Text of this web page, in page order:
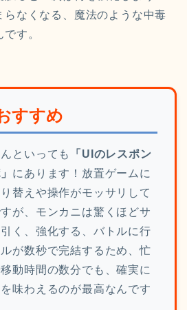
なくなる、魔法のような中毒
す。
すすめ
といっても
「UIのレスポン
にあります！放置ゲームに
替えや操作がモッサリして
が、モンカニは驚くほどサ
く、強化する、バトルに行
が数秒で完結するため、忙
動時間の数分でも、確実に
を味わえるのが最高なんです